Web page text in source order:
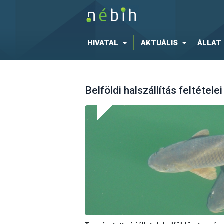
HIVATAL AKTUÁLIS ÁLLAT
Belföldi halszállítás feltételei